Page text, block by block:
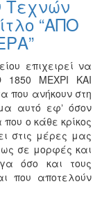
Τεχνών
“ΑΠΟ
επιχειρεί να
1850 ΜΕΧΡΙ ΚΑΙ
που ανήκουν στη
αυτό εφʼ όσον
ο κάθε κρίκος
στις μέρες μας
σε μορφές και
όσο και τους
που αποτελούν